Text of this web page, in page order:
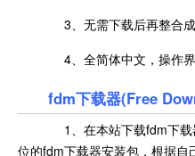
3、无需下载后再整合
4、全简体中文，操作界
fdm下载器(Free
1、在本站下载fdm下载
位的fdm下载器安装包，根据自